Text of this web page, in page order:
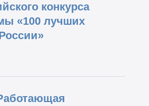
конкурса
«100 лучших